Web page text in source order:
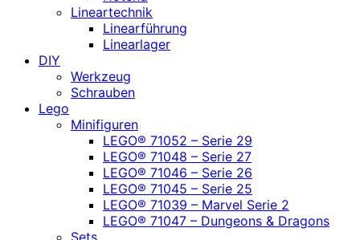
Lineartechnik
Linearführung
Linearlager
DIY
Werkzeug
Schrauben
Lego
Minifiguren
LEGO® 71052 – Serie 29
LEGO® 71048 – Serie 27
LEGO® 71046 – Serie 26
LEGO® 71045 – Serie 25
LEGO® 71039 – Marvel Serie 2
LEGO® 71047 – Dungeons & Dragons
Sets